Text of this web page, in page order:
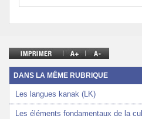
DANS LA MÊME RUBRIQUE
Les langues kanak (LK)
Les éléments fondamentaux de la